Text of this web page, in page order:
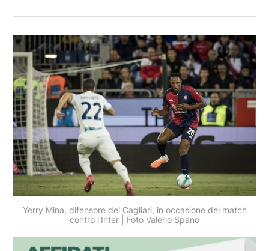
Yerry Mina, difensore del Cagliari, in occasione del match
contro l'Inter | Foto Valerio Spano